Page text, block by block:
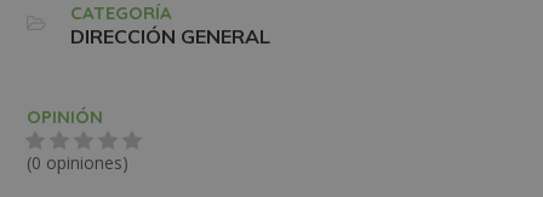
CATEGORÍA
DIRECCIÓN GENERAL
OPINIÓN
(0 opiniones)